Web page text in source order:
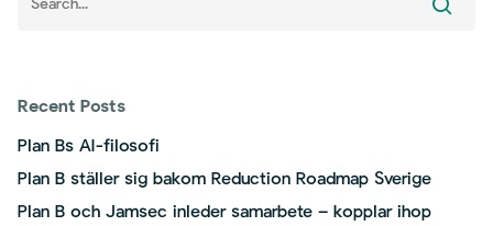
Recent Posts
Plan Bs AI-filosofi
Plan B ställer sig bakom Reduction Roadmap Sverige
Plan B och Jamsec inleder samarbete – kopplar ihop